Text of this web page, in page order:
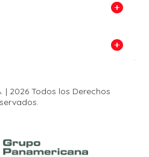
| 2026 Todos los Derechos